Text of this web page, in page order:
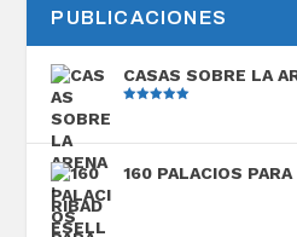
PUBLICACIONES
CASAS SOBRE LA
5
160 PALACIOS